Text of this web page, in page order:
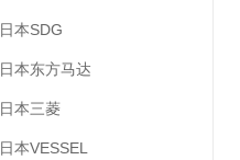
日本SDG
日本东方马达
日本三菱
日本VESSEL